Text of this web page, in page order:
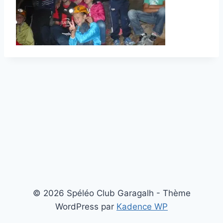
© 2026 Spéléo Club Garagalh - Thème
WordPress par Kadence WP